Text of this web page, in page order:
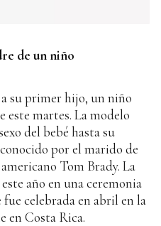
de un niño
su primer hijo, un niño
este martes. La modelo
del bebé hasta su
por el marido de
Tom Brady. La
año en una ceremonia
celebrada en abril en la
en Costa Rica.